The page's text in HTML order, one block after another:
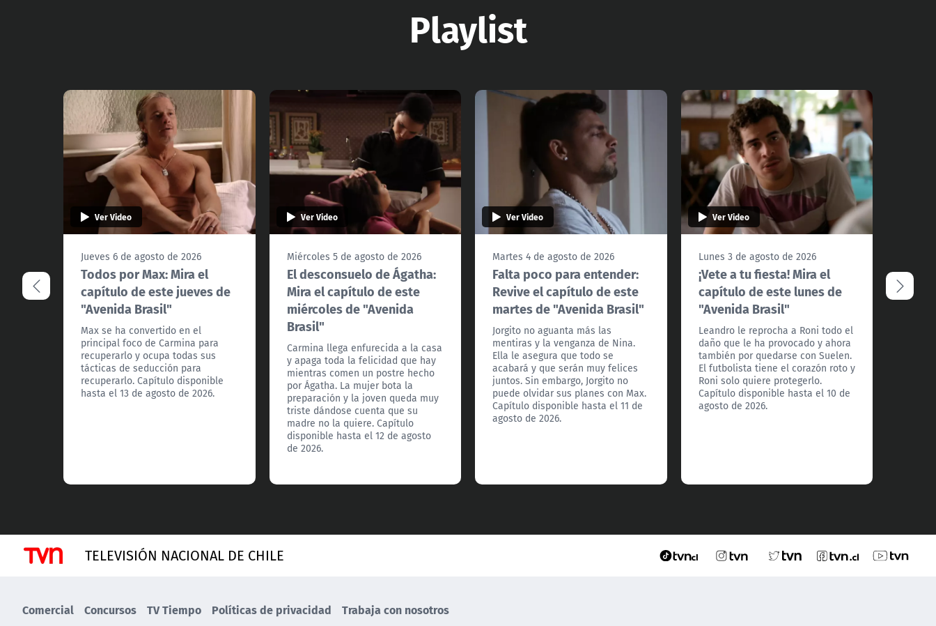
Playlist
Ver Video
Jueves 6 de agosto de 2026
Todos por Max: Mira el
capítulo de este jueves de
"Avenida Brasil"
Max se ha convertido en el
principal foco de Carmina para
recuperarlo y ocupa todas sus
tácticas de seducción para
recuperarlo. Capítulo disponible
hasta el 13 de agosto de 2026.
Ver Video
Miércoles 5 de agosto de 2026
El desconsuelo de Ágatha:
Mira el capítulo de este
miércoles de "Avenida
Brasil"
Carmina llega enfurecida a la casa
y apaga toda la felicidad que hay
mientras comen un postre hecho
por Ágatha. La mujer bota la
preparación y la joven queda muy
triste dándose cuenta que su
madre no la quiere. Capítulo
disponible hasta el 12 de agosto
de 2026.
Ver Video
Martes 4 de agosto de 2026
Falta poco para entender:
Revive el capítulo de este
martes de "Avenida Brasil"
Jorgito no aguanta más las
mentiras y la venganza de Nina.
Ella le asegura que todo se
acabará y que serán muy felices
juntos. Sin embargo, Jorgito no
puede olvidar sus planes con Max.
Capítulo disponible hasta el 11 de
agosto de 2026.
Ver Video
Lunes 3 de agosto de 2026
¡Vete a tu fiesta! Mira el
capítulo de este lunes de
"Avenida Brasil"
Leandro le reprocha a Roni todo el
daño que le ha provocado y ahora
también por quedarse con Suelen.
El futbolista tiene el corazón roto y
Roni solo quiere protegerlo.
Capítulo disponible hasta el 10 de
agosto de 2026.
Una
TELEVISIÓN NACIONAL DE CHILE
Comercial Concursos TV Tiempo Políticas de privacidad Trabaja con nosotros